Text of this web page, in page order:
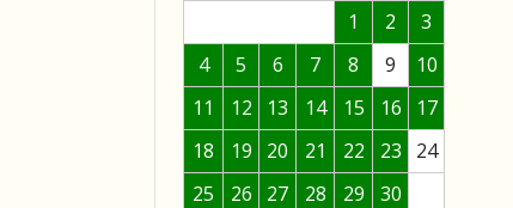
1
2
3
4
5 6 7 8 9
10
11
12 13 14 15 16
17
18
19 20 21 22 23
24
25
26 27 28 29 30